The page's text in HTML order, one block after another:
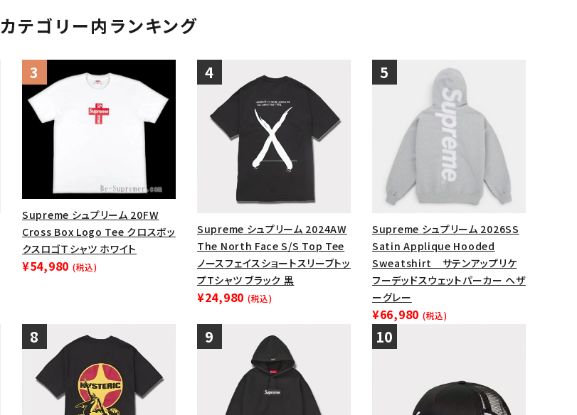
カテゴリー内ランキング
Supreme シュプリーム 20FW
Cross Box Logo Tee クロスボッ
クスロゴＴシャツ ホワイト
¥54,980 (税込)
Supreme シュプリーム 2024AW
The North Face S/S Top Tee
ノースフェイスショートスリーブトッ
プTシャツ ブラック 黒
¥24,980 (税込)
Supreme シュプリーム 2026SS
Satin Applique Hooded
Sweatshirt サテンアップリケ
フーデッドスウェットパーカー ヘザ
ーグレー
¥66,980 (税込)